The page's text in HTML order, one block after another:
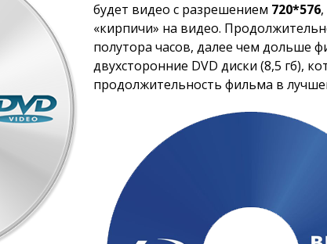
будет видео с разрешением 720*576
«кирпичи» на видео.
полутора часов, далее чем дольше
двухсторонние DVD диски (8,5 гб),
продолжительность фильма в